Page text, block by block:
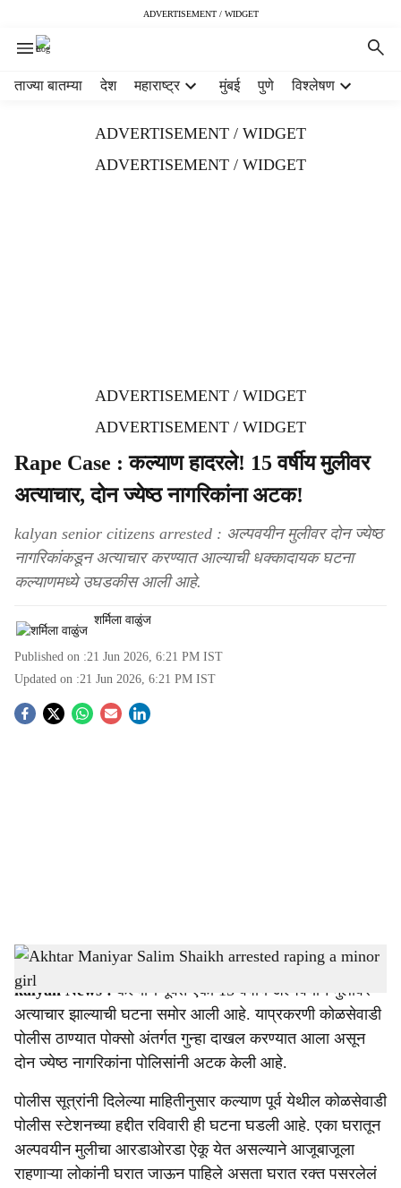
ADVERTISEMENT / WIDGET
ताज्या बातम्या देश महाराष्ट्र मुंबई पुणे विश्लेषण
ADVERTISEMENT / WIDGET
ADVERTISEMENT / WIDGET
ADVERTISEMENT / WIDGET
ADVERTISEMENT / WIDGET
Rape Case : कल्याण हादरले! 15 वर्षीय मुलीवर
अत्याचार, दोन ज्येष्ठ नागरिकांना अटक!
kalyan senior citizens arrested : अल्पवयीन मुलीवर दोन ज्येष्ठ
नागरिकांकडून अत्याचार करण्यात आल्याची धक्कादायक घटना
कल्याणमध्ये उघडकीस आली आहे.
शर्मिला वाळुंज
Published on :21 Jun 2026, 6:21 PM IST
Updated on :21 Jun 2026, 6:21 PM IST
S
h
a
r
Akhtar Maniyar Salim Shaikh arrested raping a minor girl-sarkarnama
kalyan News : कल्याण पूर्वेत एका 15 वर्षीय अल्पवयीन मुलीवर
अत्याचार झाल्याची घटना समोर आली आहे. याप्रकरणी कोळसेवाडी
पोलीस ठाण्यात पोक्सो अंतर्गत गुन्हा दाखल करण्यात आला असून
दोन ज्येष्ठ नागरिकांना पोलिसांनी अटक केली आहे.
पोलीस सूत्रांनी दिलेल्या माहितीनुसार कल्याण पूर्व येथील कोळसेवाडी
पोलीस स्टेशनच्या हद्दीत रविवारी ही घटना घडली आहे. एका घरातून
अल्पवयीन मुलीचा आरडाओरडा ऐकू येत असल्याने आजूबाजूला
राहणाऱ्या लोकांनी घरात जाऊन पाहिले असता घरात रक्त पसरलेलं